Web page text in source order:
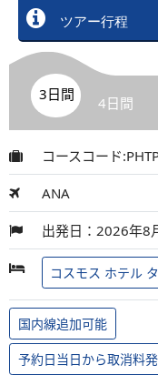
ツアー行程
3日間 4日間
コースコード
ANA
出発日：2026年8
コスモス ホテル
国内線追加可能
予約日当日から取消料